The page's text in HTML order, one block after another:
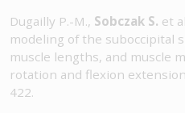
Dugailly P.-M., Sobczak S. et
modeling of the suboccipital
muscle lengths, and muscle
rotation and flexion
422.